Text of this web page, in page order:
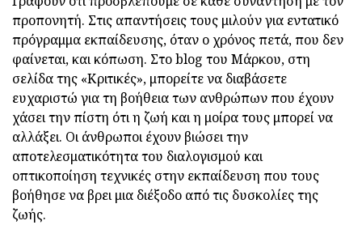
προπονητή. Στις απαντήσεις τους μιλούν για εντατικό
πρόγραμμα εκπαίδευσης, όταν ο χρόνος πετά, που δεν
φαίνεται, και κόπωση. Στο blog του Μάρκου, στη
σελίδα της «Κριτικές», μπορείτε να διαβάσετε
ευχαριστώ για τη βοήθεια των ανθρώπων που έχουν
χάσει την πίστη ότι η ζωή και η μοίρα τους μπορεί να
αλλάξει. Οι άνθρωποι έχουν βιώσει την
αποτελεσματικότητα του διαλογισμού και
οπτικοποίηση τεχνικές στην εκπαίδευση που τους
βοήθησε να βρει μια διέξοδο από τις δυσκολίες της
ζωής.